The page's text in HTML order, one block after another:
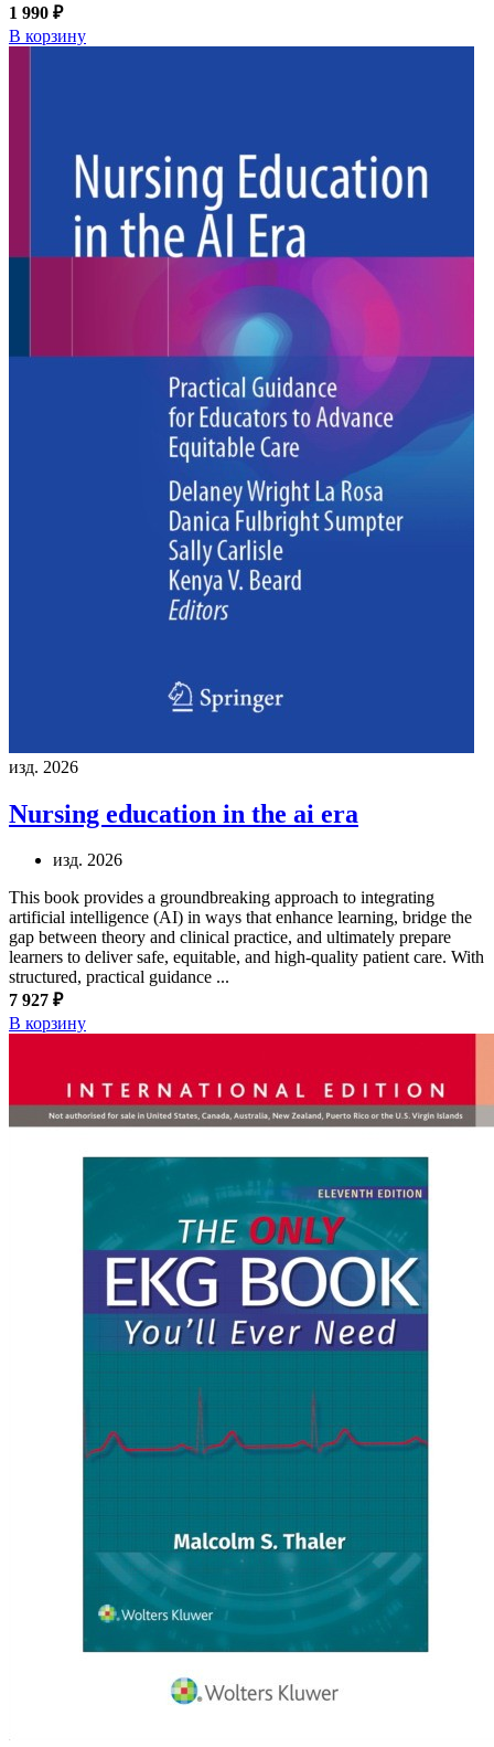
1 990 ₽
В корзину
изд. 2026
Nursing education in the ai era
изд. 2026
This book provides a groundbreaking approach to integrating
artificial intelligence (AI) in ways that enhance learning, bridge the
gap between theory and clinical practice, and ultimately prepare
learners to deliver safe, equitable, and high-quality patient care. With
structured, practical guidance ...
7 927 ₽
В корзину